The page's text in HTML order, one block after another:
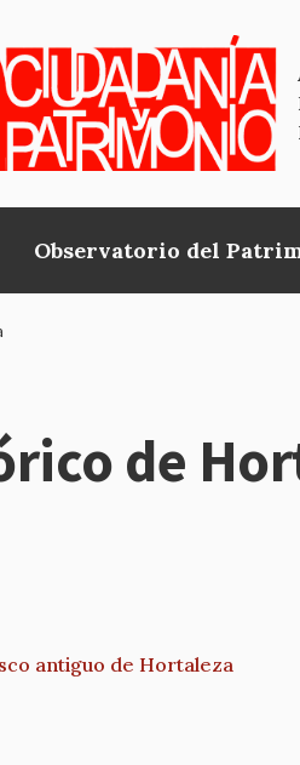
Observatorio del
de
antiguo de Hortaleza